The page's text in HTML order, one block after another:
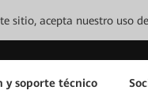
sitio, acepta nuestro uso
y soporte técnico